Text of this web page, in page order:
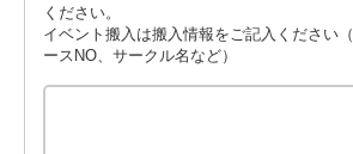
ください。
イベント搬入は搬入情報をご記入ください
ースNO、サークル名など）